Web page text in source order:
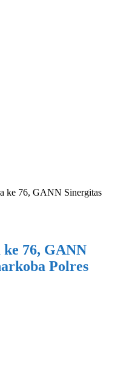
ke 76, GANN Sinergitas
76, GANN
Polres